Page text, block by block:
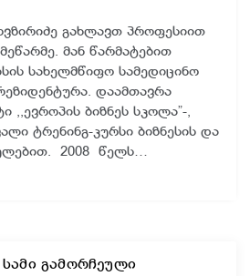
გახლავთ პროფესიით
მან წარმატებით
სახელმწიფო სამედიცინო
დაამთავრა
,,ევროპის ბიზნეს სკოლა”-,
ტრენინგ-კურსი ბიზნესის და
2008 წელს…
გამორჩეული